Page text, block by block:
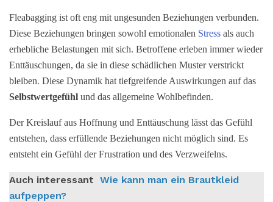
Fleabagging ist oft eng mit ungesunden Beziehungen verbunden.
Diese Beziehungen bringen sowohl emotionalen Stress als auch
erhebliche Belastungen mit sich. Betroffene erleben immer wieder
Enttäuschungen, da sie in diese schädlichen Muster verstrickt
bleiben. Diese Dynamik hat tiefgreifende Auswirkungen auf das
Selbstwertgefühl und das allgemeine Wohlbefinden.
Der Kreislauf aus Hoffnung und Enttäuschung lässt das Gefühl
entstehen, dass erfüllende Beziehungen nicht möglich sind. Es
entsteht ein Gefühl der Frustration und des Verzweifelns.
Auch interessant Wie kann man ein Brautkleid
aufpeppen?